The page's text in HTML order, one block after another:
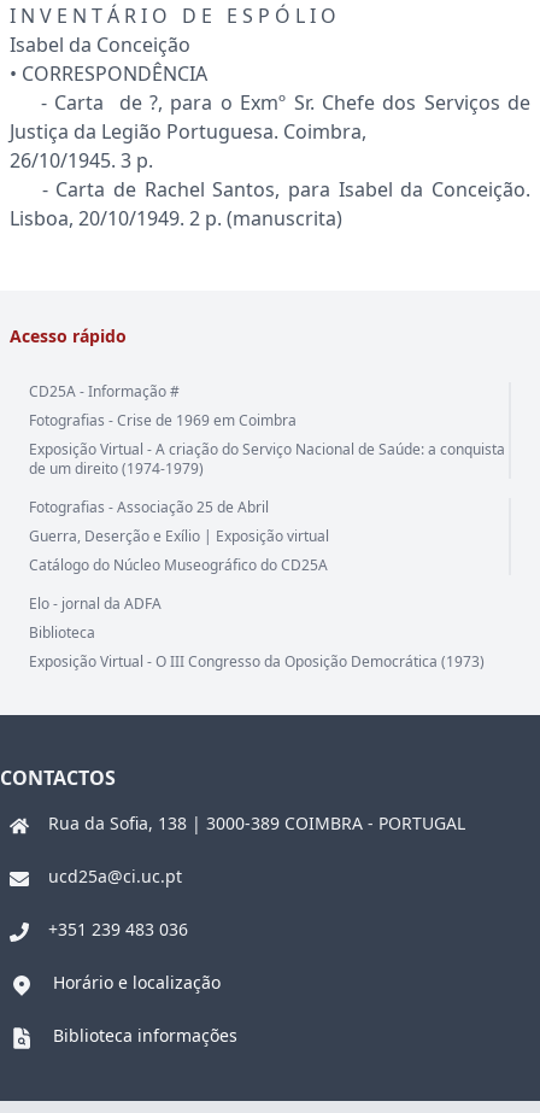
I N V E N T Á R I O D E E S P Ó L I O
Isabel da Conceição
• CORRESPONDÊNCIA
- Carta de ?, para o Exmº Sr. Chefe dos Serviços de
Justiça da Legião Portuguesa. Coimbra,
26/10/1945. 3 p.
- Carta de Rachel Santos, para Isabel da Conceição.
Lisboa, 20/10/1949. 2 p. (manuscrita)
Acesso rápido
CD25A - Informação #
Fotografias - Crise de 1969 em Coimbra
Exposição Virtual - A criação do Serviço Nacional de Saúde: a conquista
de um direito (1974-1979)
Fotografias - Associação 25 de Abril
Guerra, Deserção e Exílio | Exposição virtual
Catálogo do Núcleo Museográfico do CD25A
Elo - jornal da ADFA
Biblioteca
Exposição Virtual - O III Congresso da Oposição Democrática (1973)
CONTACTOS
Rua da Sofia, 138 | 3000-389 COIMBRA - PORTUGAL
ucd25a@ci.uc.pt
+351 239 483 036
Horário e localização
Biblioteca informações